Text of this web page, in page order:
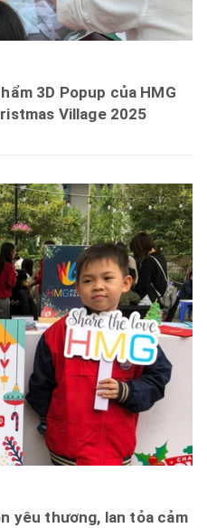
3D Popup của HMG
Village 2025
yêu thương, lan tỏa cảm